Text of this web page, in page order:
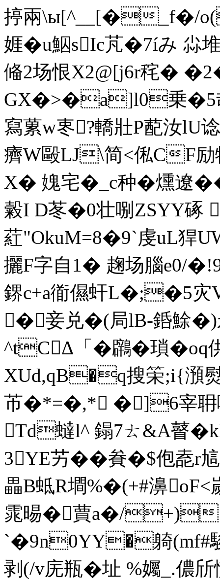
揨兩\ы[^__[�_f�/
娾� u鮂sIc芃�7íみ 尛
偹2场恨X2@[j6r秺�
GX�>�a]l0乗�5
寫蔂w栆?轎壯P蓜汝
癠W毆LJ\简<俬CF励
X� 媿宅�_c种�燻遼
糓I D苳�0壮哵ZSYY硺
葒"OkuM=8�9`虔uL猂
攦F字自1� 趜场腦
鎅 c+a衜儑虷L�;�5灾
�妾兑�( 局lB-銽鮽�)
^tCΔ「�鸊�瑣
XUd,qB�q搜筞;i{澦
芇�*=�,* �]6宰耼
Td蟽l^ 鎉7ㄊ&A瞽
3YΕ艻��貵�$佨唟
畾 B蚳R墹%�(+#濞
雿晹�蕒a�/+)
`�9n0YY�躸(mf#駿
剥 (/v庑瓶�址 %孎_.